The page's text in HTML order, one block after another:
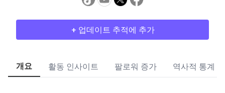
+ 업데이트 추적에 추가
개요 활동 인사이트 팔로워 증가 역사적 통계